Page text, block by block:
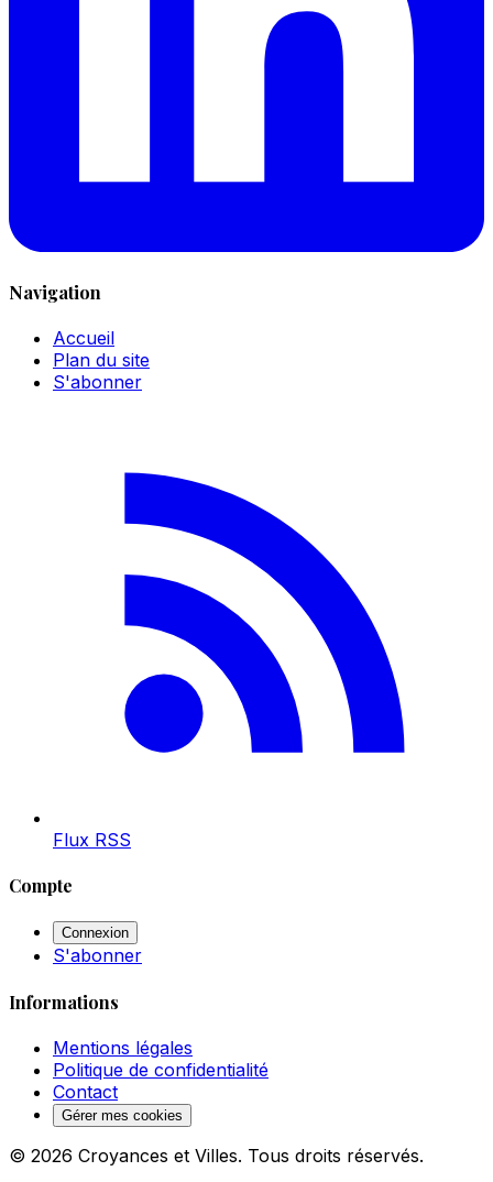
Navigation
Accueil
Plan du site
S'abonner
Flux RSS
Compte
Connexion
S'abonner
Informations
Mentions légales
Politique de confidentialité
Contact
Gérer mes cookies
© 2026 Croyances et Villes. Tous droits réservés.